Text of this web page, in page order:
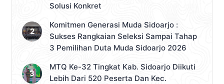
Solusi Konkret
Komitmen Generasi Muda Sidoarjo :
Sukses Rangkaian Seleksi Sampai Tahap
3 Pemilihan Duta Muda Sidoarjo 2026
MTQ Ke-32 Tingkat Kab. Sidoarjo Diikuti
Lebih Dari 520 Peserta Dan Kec.